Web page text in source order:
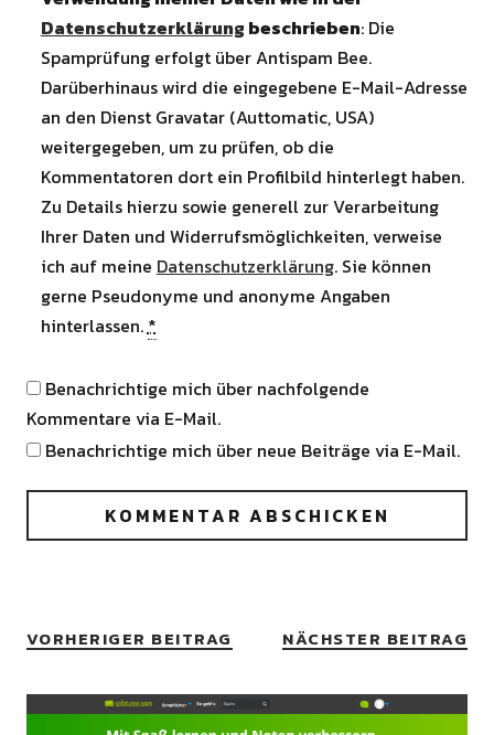
Datenschutzerklärung beschrieben: Die
Spamprüfung erfolgt über Antispam Bee.
Darüberhinaus wird die eingegebene E-Mail-Adresse
an den Dienst Gravatar (Auttomatic, USA)
weitergegeben, um zu prüfen, ob die
Kommentatoren dort ein Profilbild hinterlegt haben.
Zu Details hierzu sowie generell zur Verarbeitung
Ihrer Daten und Widerrufsmöglichkeiten, verweise
ich auf meine Datenschutzerklärung. Sie können
gerne Pseudonyme und anonyme Angaben
hinterlassen.*
Benachrichtige mich über nachfolgende
Kommentare via E-Mail.
Benachrichtige mich über neue Beiträge via E-Mail.
VORHERIGER BEITRAG NÄCHSTER BEITRAG